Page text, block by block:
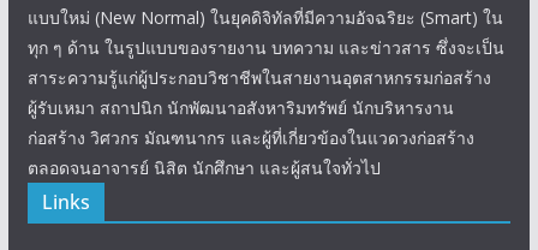
แบบใหม่ (New Normal) ในยุคดิจิทัลที่มีความอัจฉริยะ (Smart) ใน
ทุก ๆ ด้าน ในรูปแบบของรายงาน บทความ และข่าวสาร ซึ่งจะเป็น
สาระความรู้แก่ผู้ประกอบวิชาชีพในสายงานอุตสาหกรรมก่อสร้าง
ผู้รับเหมา สถาปนิก นักพัฒนาอสังหาริมทรัพย์ นักบริหารงาน
ก่อสร้าง วิศวกร มัณฑนากร และผู้ที่เกี่ยวข้องในแวดวงก่อสร้าง
ตลอดจนอาจารย์ นิสิต นักศึกษา และผู้สนใจทั่วไป
Links